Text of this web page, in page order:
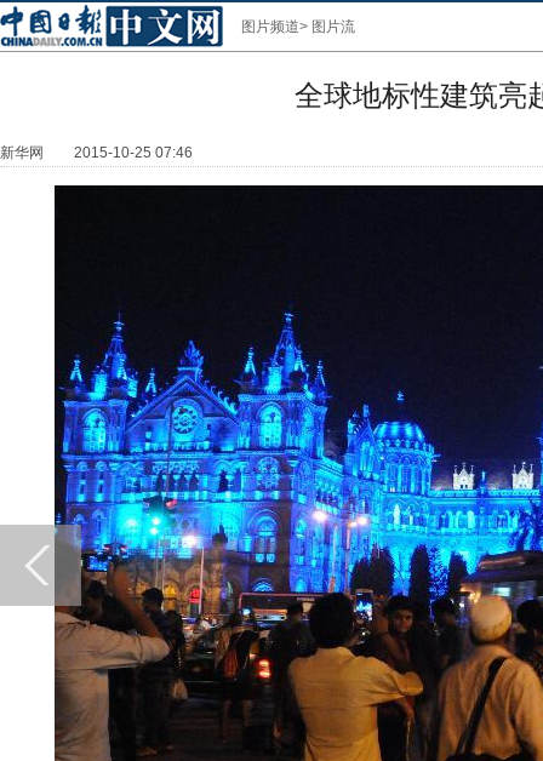
图片频道> 图片流
全球地标性建筑亮
新华网 2015-10-25 07:46